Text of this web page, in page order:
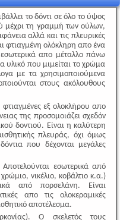
το δόντι σε όλο το ύψος
μέχρι τη γραμμή των ούλων,
αλλά και τις πλευρικές
φτιαγμένη ολόκληρη απο ένα
εσωτερικά απο μέταλλο πάνω
υλικό που μιμείται το χρώμα
με τα χρησιμοποιούμενα
στους ακόλουθους
φτιαγμένες εξ ολοκλήρου απο
της προσομοιάζει σχεδόν
δοντιού. Είναι η καλύτερη
πλευράς, όχι όμως
που δέχονται μεγάλες
εσωτερικά από
νικέλιο, κοβάλτιο κ.α.)
από πορσελάνη. Είναι
απο τις ολοκεραμικές
αποτέλεσμα.
Ο σκελετός τους